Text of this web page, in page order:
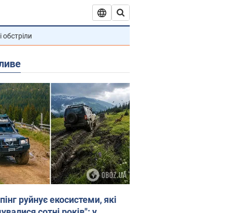
обстріли
руйнує екосистеми, які